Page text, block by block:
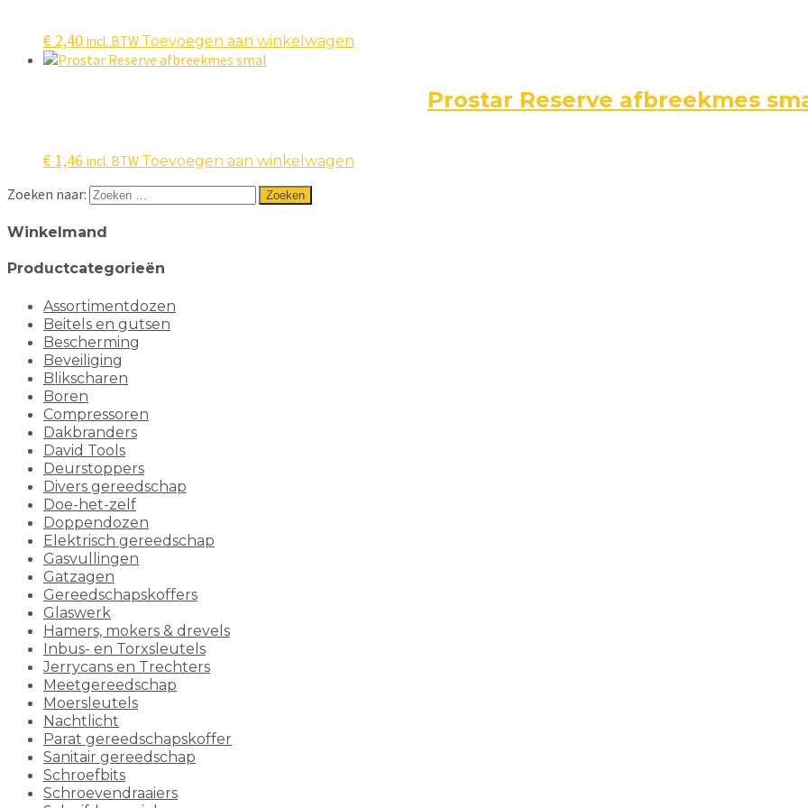
€ 2,40 incl. BTW Toevoegen aan winkelwagen
Prostar Reserve afbreekmes
€ 1,46 incl. BTW Toevoegen aan winkelwagen
Zoeken naar:
Winkelmand
Productcategorieën
Assortimentdozen
Beitels en gutsen
Bescherming
Beveiliging
Blikscharen
Boren
Compressoren
Dakbranders
David Tools
Deurstoppers
Divers gereedschap
Doe-het-zelf
Doppendozen
Elektrisch gereedschap
Gasvullingen
Gatzagen
Gereedschapskoffers
Glaswerk
Hamers, mokers & drevels
Inbus- en Torxsleutels
Jerrycans en Trechters
Meetgereedschap
Moersleutels
Nachtlicht
Parat gereedschapskoffer
Sanitair gereedschap
Schroefbits
Schroevendraaiers